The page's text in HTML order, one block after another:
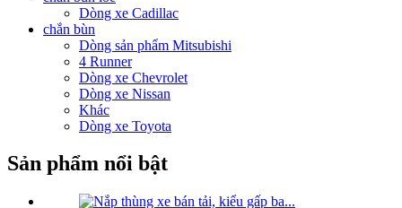
Dòng xe Cadillac
chắn bùn
Dòng sản phẩm Mitsubishi
4 Runner
Dòng xe Chevrolet
Dòng xe Nissan
Khác
Dòng xe Toyota
Sản phẩm nổi bật